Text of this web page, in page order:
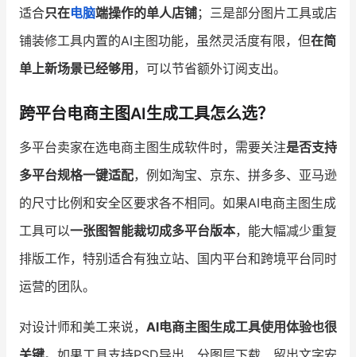
适合只在电脑端操作的单人店铺；三是部分图片工具或店
铺装修工具内置的AI主图功能，虽然灵活度有限，但在简
单上新场景已经够用，可以节省额外订阅支出。
跨平台电商主图AI生成工具怎么选？
多平台卖家在选电商主图生成软件时，需要关注是否支持
多平台规格一键适配，例如淘宝、京东、拼多多、亚马逊
的尺寸比例和安全区要求各不相同。如果AI电商主图生成
工具可以一张图智能裁切成多平台版本，能大幅减少重复
排版工作，特别适合有独立站、国内平台和跨境平台同时
运营的团队。
对设计师和美工来说， AI电商主图生成工具使用体验也很